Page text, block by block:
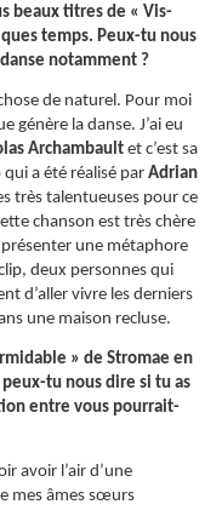
beaux titres de « Vis-
temps. Peux-tu nous
notamment ?
de naturel. Pour moi
génère la danse. J’ai eu
Archambaultet c’est sa
a été réalisé par Adrian
très talentueuses pour ce
chanson est très chère
une métaphore
deux personnes qui
d’aller vivre les derniers
une maison recluse.
» de Stromae en
tu nous dire si tu as
entre vous pourrait-
avoir l’air d’une
mes âmes sœurs